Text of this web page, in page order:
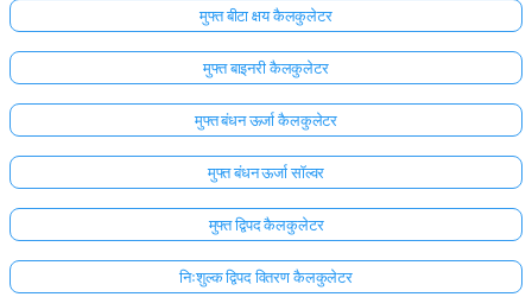
मुफ्त बीटा क्षय कैलकुलेटर
मुफ्त बाइनरी कैलकुलेटर
मुफ्त बंधन ऊर्जा कैलकुलेटर
मुफ्त बंधन ऊर्जा सॉल्वर
मुफ्त द्विपद कैलकुलेटर
निःशुल्क द्विपद वितरण कैलकुलेटर